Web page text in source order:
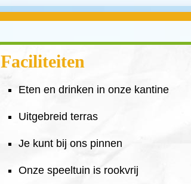
Faciliteiten
Eten en drinken in onze kantine
Uitgebreid terras
Je kunt bij ons pinnen
Onze speeltuin is rookvrij